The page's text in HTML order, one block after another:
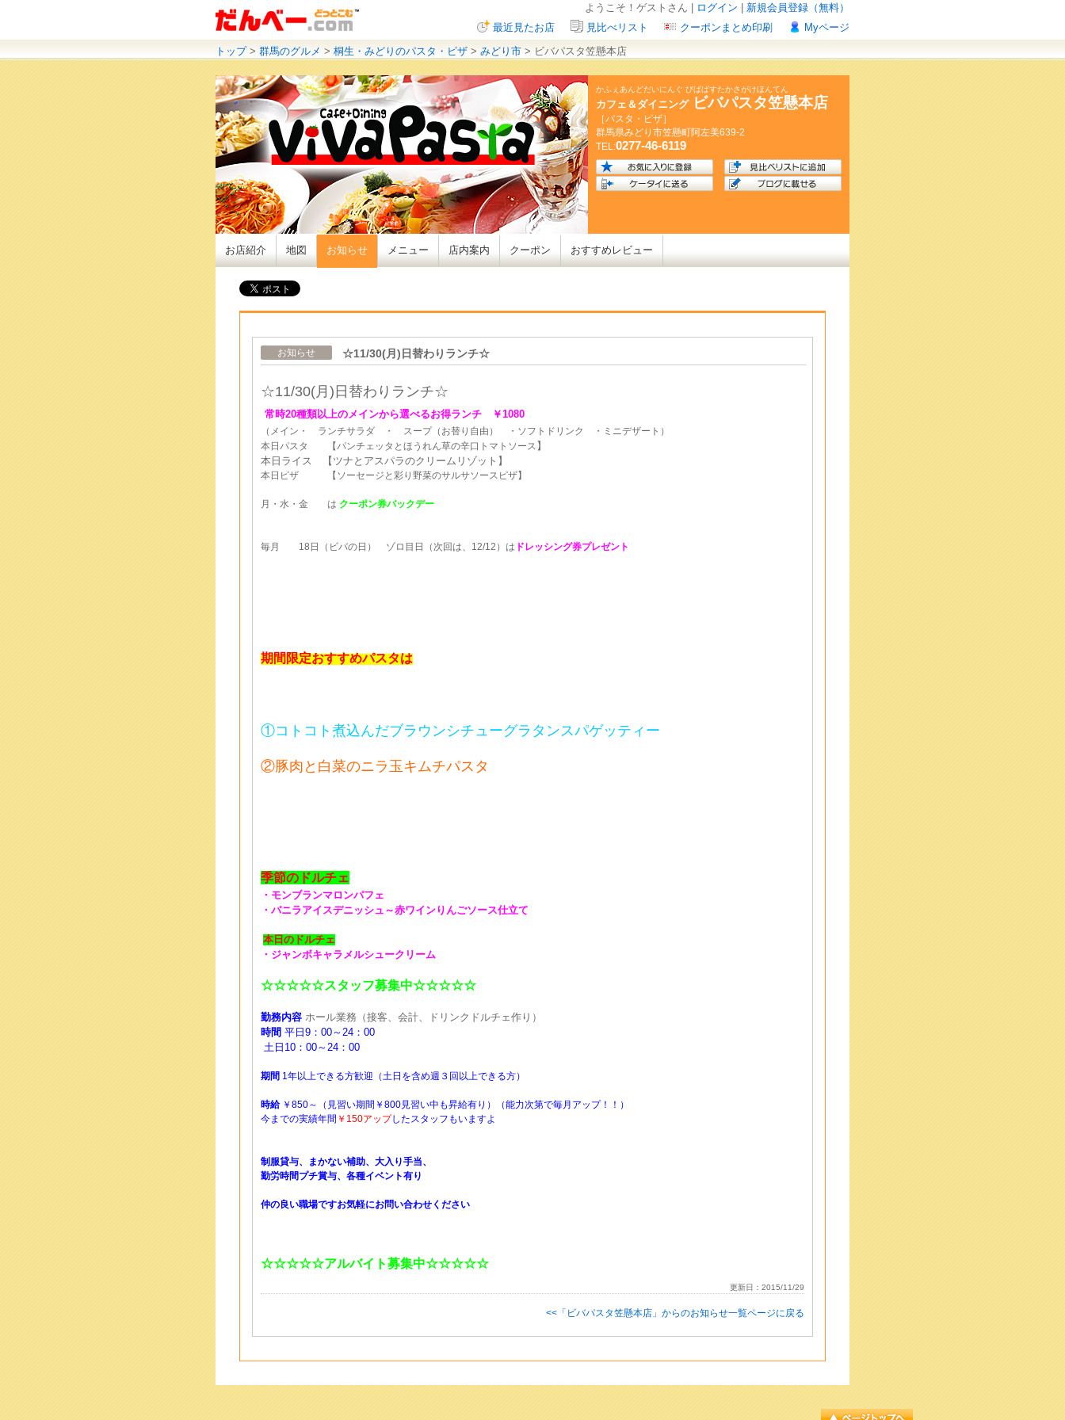
新規会員登録（無料）
ログイン
ようこそ！ゲストさん |
Myページ
クーポンまとめ印刷
見比べリスト
最近見たお店
トップ> 群馬のグルメ > 桐生・みどりのパスタ・ピザ > みどり市 > ビバパスタ笠懸本店
かふぇあんどだいにんぐ びばぱすたかさがけほんてん
カフェ＆ダイニング ビバパスタ笠懸本店
［パスタ・ピザ］
群馬県みどり市笠懸町阿左美639-2
TEL:0277-46-6119
お店紹介 地図 お知らせ メニュー 店内案内 クーポン おすすめレビュー
お知らせ ☆11/30(月)日替わりランチ☆
☆11/30(月 ) 日替わ りランチ☆
常時20種類以上のメインから選べるお得ランチ ￥1080
（メイン・ ランチサラダ ・ スープ（お替り自由） ・ソフトドリンク ・ミニデザート）
本日パスタ 【パンチェッタとほうれん草の辛口トマトソース 】
本日ライス 【ツナとアスパラのクリームリゾット】
本日ピザ 【ソーセージと彩り野菜のサルサソースピザ】
月・水・金 は クーポン券バックデー
毎月 18日（ビバの日） ゾロ目日（次回は、12/12）は ドレッシング券プレゼント
期間限定おすすめパスタは
①コトコト煮込んだブラウンシチューグラタンスパゲッティー
②豚肉と白菜のニラ玉キムチパスタ
季節のドルチェ
・モンブランマロンパフェ
・バニラアイスデニッシュ～赤ワインりんごソース仕立て
本日のドルチェ
・ジャンボキャラメルシュークリーム
☆☆☆☆☆スタッフ募集中☆☆☆☆☆
勤務内容 ホール業務（接客、会計、ドリンクドルチェ作り）
時間 平日9：00～24：00
土日10：00～24：00
期間 1年以上できる方歓迎（土日を含め週３回以上できる方）
時給￥850～（見習い期間￥800見習い中も昇給有り）（能力次第で毎月アップ！！）
今までの実績年間 ￥150アップしたスタッフもいますよ
制服貸与、まかない補助、大入り手当、
勤労時間プチ賞与、各種イベント有り
仲の良い職場ですお気軽にお問い合わせください
☆☆☆☆☆アルバイト募集中☆☆☆☆☆
更新日：2015/11/29
<<「ビバパスタ笠懸本店」からのお知らせ一覧ページに戻る